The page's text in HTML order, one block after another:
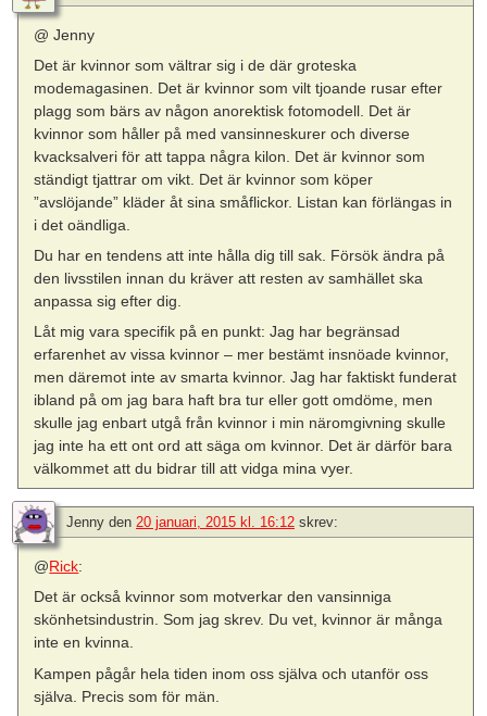
@ Jenny
Det är kvinnor som vältrar sig i de där groteska
modemagasinen. Det är kvinnor som vilt tjoande rusar efter
plagg som bärs av någon anorektisk fotomodell. Det är
kvinnor som håller på med vansinneskurer och diverse
kvacksalveri för att tappa några kilon. Det är kvinnor som
ständigt tjattrar om vikt. Det är kvinnor som köper
”avslöjande” kläder åt sina småflickor. Listan kan förlängas in
i det oändliga.
Du har en tendens att inte hålla dig till sak. Försök ändra på
den livsstilen innan du kräver att resten av samhället ska
anpassa sig efter dig.
Låt mig vara specifik på en punkt: Jag har begränsad
erfarenhet av vissa kvinnor – mer bestämt insnöade kvinnor,
men däremot inte av smarta kvinnor. Jag har faktiskt funderat
ibland på om jag bara haft bra tur eller gott omdöme, men
skulle jag enbart utgå från kvinnor i min näromgivning skulle
jag inte ha ett ont ord att säga om kvinnor. Det är därför bara
välkommet att du bidrar till att vidga mina vyer.
Jenny den 20 januari, 2015 kl. 16:12 skrev:
@Rick:
Det är också kvinnor som motverkar den vansinniga
skönhetsindustrin. Som jag skrev. Du vet, kvinnor är många
inte en kvinna.
Kampen pågår hela tiden inom oss själva och utanför oss
själva. Precis som för män.